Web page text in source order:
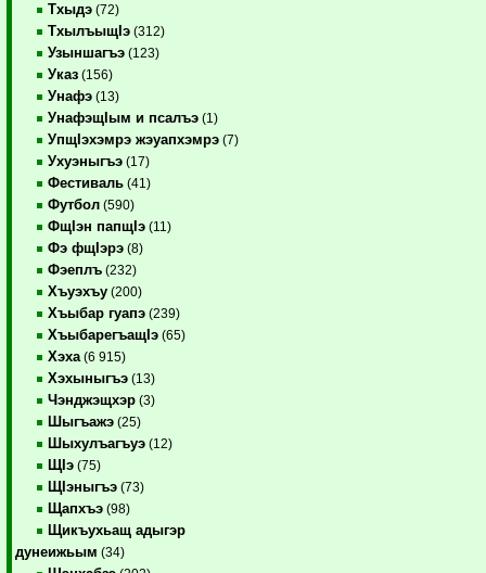
Тхыдэ (72)
ТхылъыщIэ (312)
Узыншагъэ (123)
Указ (156)
Унафэ (13)
УнафэщIым и псалъэ (1)
УпщIэхэмрэ жэуапхэмрэ (7)
Ухуэныгъэ (17)
Фестиваль (41)
Футбол (590)
ФщIэн папщIэ (11)
Фэ фщIэрэ (8)
Фэеплъ (232)
Хъуэхъу (200)
Хъыбар гуапэ (239)
ХъыбарегъащIэ (65)
Хэха (6 915)
Хэхыныгъэ (13)
Чэнджэщхэр (3)
Шыгъажэ (25)
Шыхулъагъуэ (12)
ЩIэ (75)
ЩIэныгъэ (73)
Щапхъэ (98)
Щикъухьащ адыгэр
дунеижьым (34)